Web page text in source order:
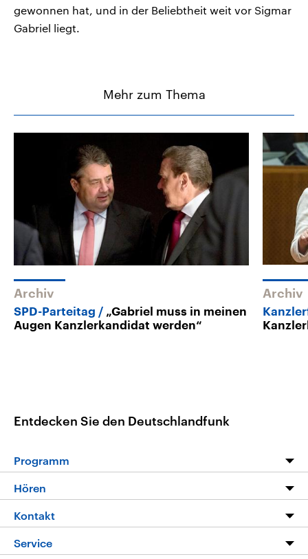
gewonnen hat, und in der Beliebtheit weit vor Sigmar
Gabriel liegt.
Mehr zum Thema
Archiv
SPD-Parteitag
„Gabriel muss in meinen
Augen Kanzlerkandidat werden“
Archiv
Entdecken Sie den Deutschlandfunk
Programm
Programm
Die Nachrichten
Nachrichtenleicht
Hören
Livestream
Podcasts
Kontakt
Hörerservice
Service